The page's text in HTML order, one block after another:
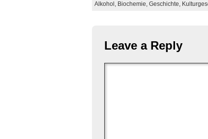
Alkohol, Biochemie, Geschichte,
Leave a Reply